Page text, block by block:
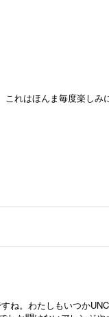
れはほんま毎度楽しみ
ね。わたしもいつか